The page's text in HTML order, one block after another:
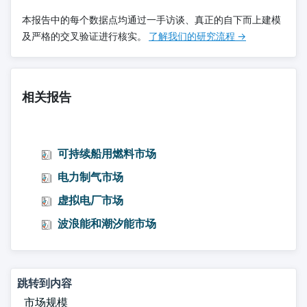
本报告中的每个数据点均通过一手访谈、真正的自下而上建模
及严格的交叉验证进行核实。 了解我们的研究流程 →
相关报告
可持续船用燃料市场
电力制气市场
虚拟电厂市场
波浪能和潮汐能市场
跳转到内容
市场规模